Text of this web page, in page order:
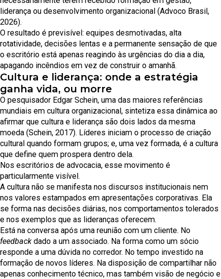
liderança ou desenvolvimento organizacional (Advoco Brasil,
2026).
O resultado é previsível: equipes desmotivadas, alta
rotatividade, decisões lentas e a permanente sensação de que
o escritório está apenas reagindo às urgências do dia a dia,
apagando incêndios em vez de construir o amanhã.
Cultura e liderança: onde a estratégia
ganha vida, ou morre
O pesquisador Edgar Schein, uma das maiores referências
mundiais em cultura organizacional, sintetiza essa dinâmica ao
afirmar que cultura e liderança são dois lados da mesma
moeda (Schein, 2017). Líderes iniciam o processo de criação
cultural quando formam grupos; e, uma vez formada, é a cultura
que define quem prospera dentro dela.
Nos escritórios de advocacia, esse movimento é
particularmente visível.
A cultura não se manifesta nos discursos institucionais nem
nos valores estampados em apresentações corporativas. Ela
se forma nas decisões diárias, nos comportamentos tolerados
e nos exemplos que as lideranças oferecem.
Está na conversa após uma reunião com um cliente. No
feedback dado a um associado. Na forma como um sócio
responde a uma dúvida no corredor. No tempo investido na
formação de novos líderes. Na disposição de compartilhar não
apenas conhecimento técnico, mas também visão de negócio e